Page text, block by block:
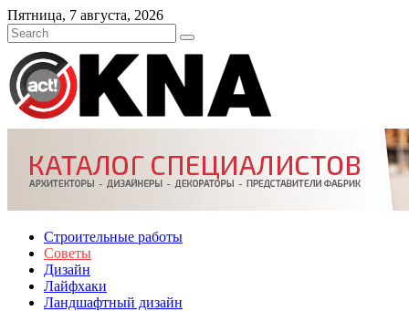
Skip
to
content
Пятница, 7 августа, 2026
Строительные работы
Советы
Дизайн
Лайфхаки
Ландшафтный дизайн